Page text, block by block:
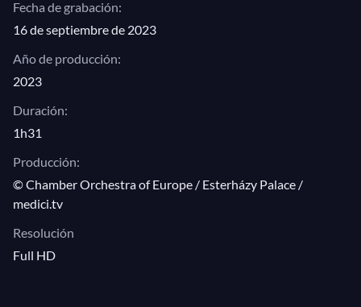
Fecha de grabación:
16 de septiembre de 2023
Año de producción:
2023
Duración:
1h31
Producción:
© Chamber Orchestra of Europe / Esterházy Palace /
medici.tv
Resolución
Full HD